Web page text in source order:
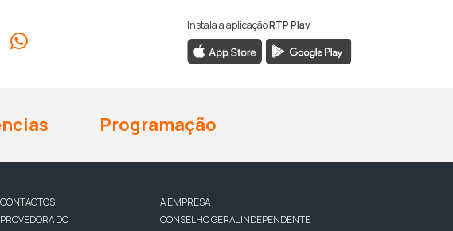
Instala a aplicaçãoRTP Play
Programação
CONTACTOS
PROVEDORA DO
A EMPRESA
CONSELHO GERAL INDEPENDENTE